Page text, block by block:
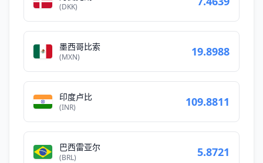
(DKK)
墨西哥比索
(MXN) 19.8988
印度卢比
(INR) 109.8811
巴西雷亚尔
(BRL) 5.8721